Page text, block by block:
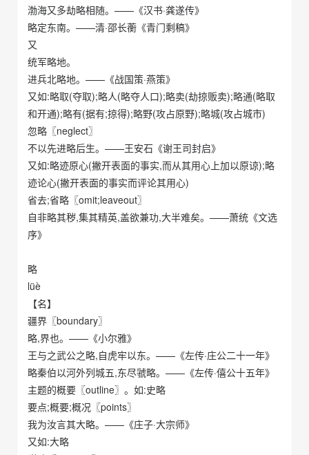
渤海又多劫略相随。——《汉书·龚遂传》
略定东南。——清·邵长蘅《青门剩稿》
又
统军略地。
进兵北略地。——《战国策·燕策》
又如:略取(夺取);略人(略夺人口);略卖(劫掠贩卖);略通(略取
和开通);略有(据有;掠得);略野(攻占原野);略城(攻占城市)
忽略〖neglect〗
不以先进略后生。——王安石《谢王司封启》
又如:略迹原心(撇开表面的事实,而从其用心上加以原谅);略
迹论心(撇开表面的事实而评论其用心)
省去;省略〖omit;leaveout〗
自非略其秽,集其精英,盖欲兼功,大半难矣。——萧统《文选
序》
略
lüè
【名】
疆界〖boundary〗
略,界也。——《小尔雅》
王与之武公之略,自虎牢以东。——《左传·庄公二十一年》
略秦伯以河外列城五,东尽虢略。——《左传·僖公十五年》
主题的概要〖outline〗。如:史略
要点;概要;概况〖points〗
我为汝言其大略。——《庄子·大宗师》
又如:大略